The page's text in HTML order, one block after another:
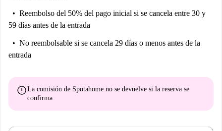
Reembolso del 50% del pago inicial si se cancela entre 30 y
59 días antes de la entrada
No reembolsable si se cancela 29 días o menos antes de la
entrada
errorLa comisión de Spotahome no se devuelve si la reserva se
confirma